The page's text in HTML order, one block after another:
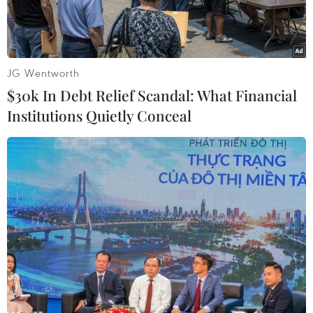
Hiện trường xảy ra vụ tai nạn giao thông khiến 7 người bị
thương. (Nguồn: Báo Giao thông)
Theo thông tin từ Phòng Cảnh sát Phòng cháy,
chữa cháy và Cứu nạn, cứu hộ (Công an tỉnh
Thanh Hóa), rạng sáng 6/9, trên tuyến cao tốc
JG Wentworth
$30k In Debt Relief Scandal: What Financial
Institutions Quietly Conceal